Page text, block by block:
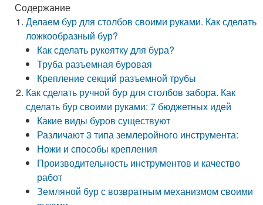
Содержание
Делаем бур для столбов своими руками. Как сделать
ложкообразный бур?
Как сделать рукоятку для бура?
Труба разъемная буровая
Крепление секций разъемной трубы
Как сделать ручной бур для столбов забора. Как
сделать бур своими руками: 7 бюджетных идей
Какие виды буров существуют
Различают 3 типа землеройного инструмента:
Ножи и способы крепления
Производительность инструментов и качество
работ
Земляной бур с возвратным механизмом своими